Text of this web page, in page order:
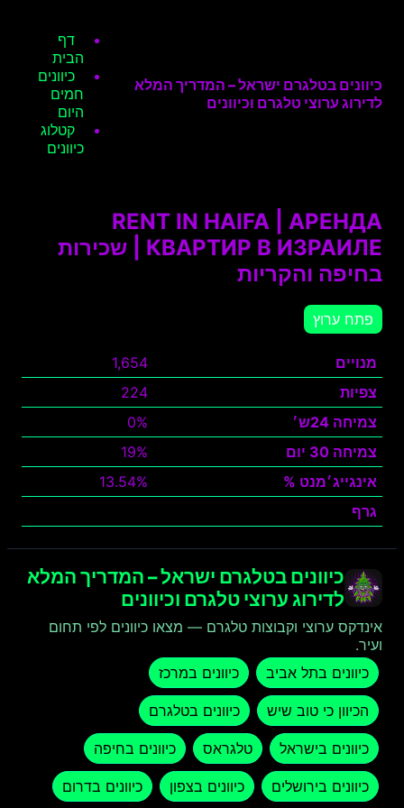
כיוונים בטלגרם ישראל – המדריך המלא
לדירוג ערוצי טלגרם וכיוונים
דף
הבית
כיוונים
חמים
היום
קטלוג
כיוונים
RENT IN HAIFA | АРЕНДА
КВАРТИР В ИЗРАИЛЕ | שכירות
בחיפה והקריות
פתח ערוץ
מנויים
1,654
צפיות
224
צמיחה 24ש׳
0%
צמיחה 30 יום
19%
אינגייג׳מנט %
13.54%
גרף
כיוונים בטלגרם ישראל – המדריך המלא
לדירוג ערוצי טלגרם וכיוונים
אינדקס ערוצי וקבוצות טלגרם — מצאו כיוונים לפי תחום
ועיר.
כיוונים בתל אביב
כיוונים במרכז
הכיוון כי טוב שיש כיוונים בטלגרם
כיוונים בישראל טלגראס כיוונים בחיפה
כיוונים בירושלים כיוונים בצפון כיוונים בדרום